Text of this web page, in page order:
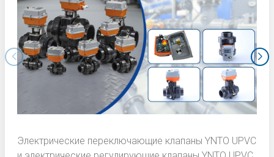
Электрические переключающие клапаны YNTO UPVC